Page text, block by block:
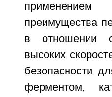
применением
преимущества
в отношении
высоких
безопасности
ферментом,